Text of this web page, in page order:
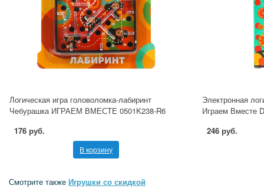
Логическая игра головоломка-лабиринт
Чебурашка ИГРАЕМ ВМЕСТЕ 0501K238-R6
176 руб.
В корзину
Электронная
Играем Вместе
246 руб.
Смотрите также Игрушки со скидкой